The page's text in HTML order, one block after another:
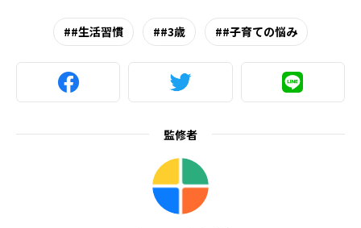
#生活習慣 #3歳 #子育ての悩み
監修者